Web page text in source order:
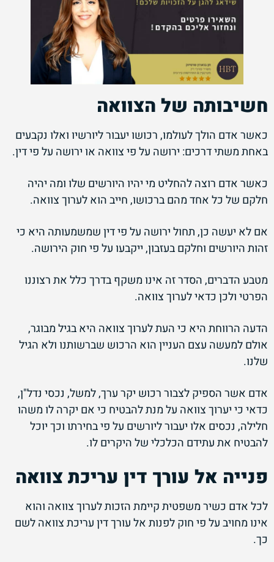
חשיבותה של הצוואה
כאשר אדם הולך לעולמו, רכושו יעבור ליורשיו ואלו נקבעים
באחת משתי דרכים: ירושה על פי צוואה או ירושה על פי דין.
כאשר אדם רוצה להחליט מי יהיו היורשים שלו ומה יהיה
חלקם של כל אחד מהם ברכושו, חייב הוא לערוך צוואה.
אם לא יעשה כן, תחול ירושה על פי דין שמשמעותה היא כי
זהות היורשים וחלקם בעזבון, ייקבעו על פי חוק הירושה.
מטבע הדברים, הסדר זה אינו משקף בדרך כלל את רצוננו
הפרטי ולכן כדאי לערוך צוואה.
הדעה הרווחת היא כי העת לערוך צוואה היא בגיל מבוגר,
אולם למעשה עצם העניין הוא הרכוש שברשותנו ולא הגיל
שלנו.
אדם אשר הספיק לצבור רכוש יקר ערך, למשל, נכסי נדל"ן,
כדאי כי יערוך צוואה על מנת להבטיח כי אם יקרה לו משהו
חלילה, נכסים אלו יעבור ליורשים על פי בחירתו וכך יוכל
להבטיח את עתידם הכלכלי של היקרים לו.
פנייה אל עורך דין עריכת צוואה
לכל אדם כשיר משפטית קיימת הזכות לערוך צוואה והוא
אינו מחויב על פי חוק לפנות אל עורך דין עריכת צוואה לשם
כך.